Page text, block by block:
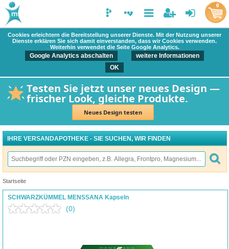
Cookies erleichtern die Bereitstellung unserer Dienste. Mit der Nutzung unserer
Dienste erklären Sie sich damit einverstanden, dass wir Cookies verwenden.
Weiterhin verwendet die Seite Google Analytics.
Google Analytics abschalten
weitere Informationen
OK
Testen Sie jetzt unser neues Design —
frischer Look, gleiche Produkte.
Neues Design testen
0
IHRE VERSANDAPOTHEKE - SIE SUCHEN, WIR FINDEN
Startseite
SCHWARZKÜMMEL MENSSANA Kapseln
(0)